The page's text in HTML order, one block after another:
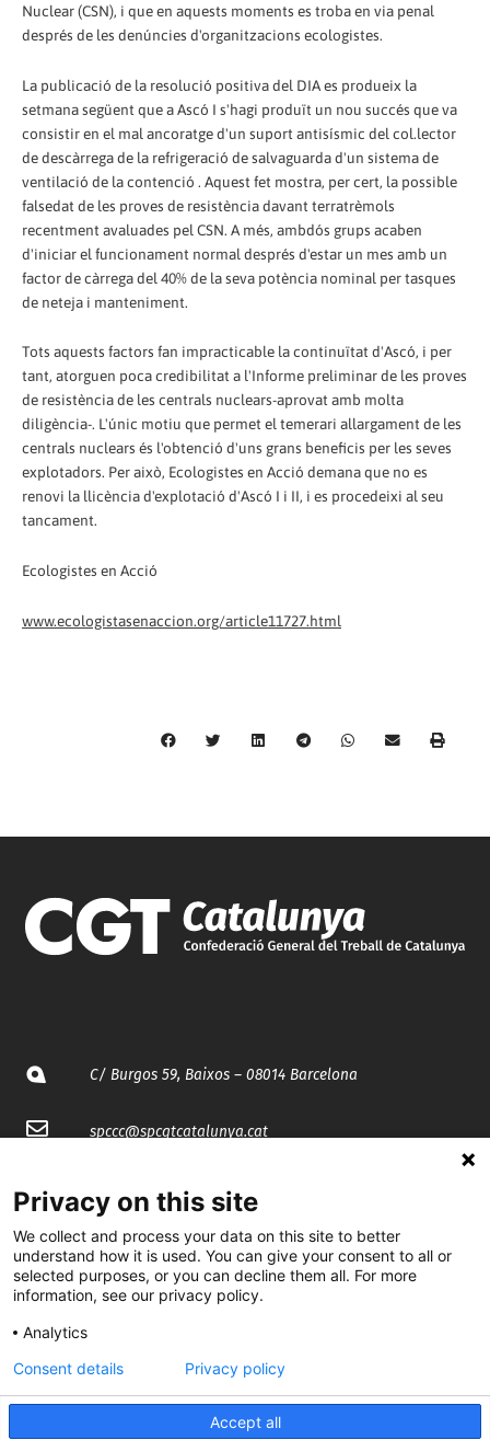
Nuclear (CSN), i que en aquests moments es troba en via penal
després de les denúncies d'organitzacions ecologistes.
La publicació de la resolució positiva del DIA es produeix la
setmana següent que a Ascó I s'hagi produït un nou succés que va
consistir en el mal ancoratge d'un suport antisísmic del col.lector
de descàrrega de la refrigeració de salvaguarda d'un sistema de
ventilació de la contenció . Aquest fet mostra, per cert, la possible
falsedat de les proves de resistència davant terratrèmols
recentment avaluades pel CSN. A més, ambdós grups acaben
d'iniciar el funcionament normal després d'estar un mes amb un
factor de càrrega del 40% de la seva potència nominal per tasques
de neteja i manteniment.
Tots aquests factors fan impracticable la continuïtat d'Ascó, i per
tant, atorguen poca credibilitat a l'Informe preliminar de les proves
de resistència de les centrals nuclears-aprovat amb molta
diligència-. L'únic motiu que permet el temerari allargament de les
centrals nuclears és l'obtenció d'uns grans beneficis per les seves
explotadors. Per això, Ecologistes en Acció demana que no es
renovi la llicència d'explotació d'Ascó I i II, i es procedeixi al seu
tancament.
Ecologistes en Acció
www.ecologistasenaccion.org/article11727.html
C/ Burgos 59, Baixos – 08014 Barcelona
spccc@spcgtcatalunya.cat
@CGTCatalunya
cgtcatalunya
CGTCatalunya
cgtcatalunya
Privacy on this site
We collect and process your data on this site to better
understand how it is used. You can give your consent to all or
selected purposes, or you can decline them all. For more
information, see our privacy policy.
Analytics
Accept all
Consent details Privacy policy